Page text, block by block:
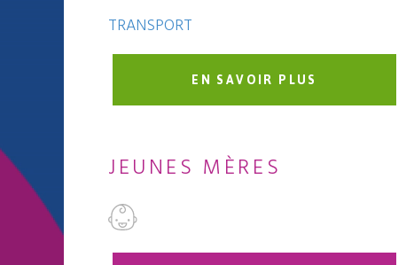
TRANSPORT
EN SAVOIR PLUS
JEUNES MÈRES